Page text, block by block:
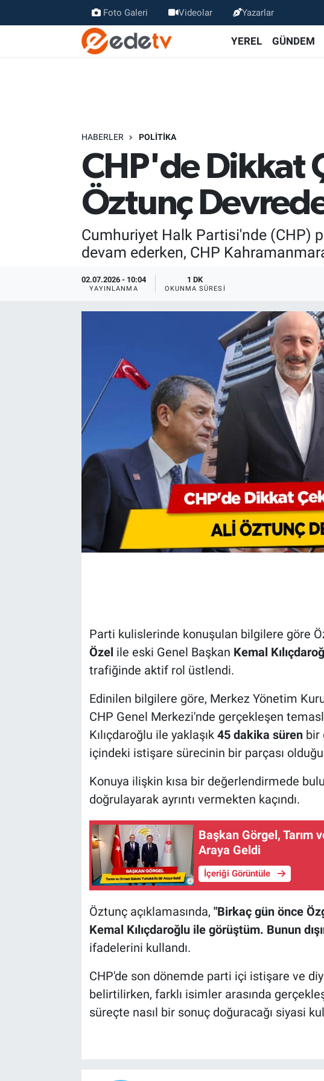
Foto Galeri Videolar Yazarlar
YEREL GÜNDEM
HABERLER POLİTİKA
CHP'de Dikkat
Öztunç
Cumhuriyet Halk Partisi'nde (CHP)
devam ederken, CHP
02.07.2026 - 10:04
YAYINLANMA
1 DK
OKUNMA SÜRESI
Parti kulislerinde konuşulan bilgilere göre
Özel ile eski Genel Başkan Kemal
trafiğinde aktif rol üstlendi.
Edinilen bilgilere göre, Merkez Yönetim
CHP Genel Merkezi'nde gerçekleşen
Kılıçdaroğlu ile yaklaşık 45 dakika sürenbir
içindeki istişare sürecinin bir parçası
Konuya ilişkin kısa bir değerlendirmede
doğrulayarak ayrıntı vermekten kaçındı.
Başkan Görgel, Tarım
Araya Geldi
İçeriği Görüntüle
Öztunç açıklamasında, "Birkaç gün önce
Kemal Kılıçdaroğlu ile görüştüm. Bunun
ifadelerini kullandı.
CHP'de son dönemde parti içi istişare ve
belirtilirken, farklı isimler arasında
süreçte nasıl bir sonuç doğuracağı siyasi